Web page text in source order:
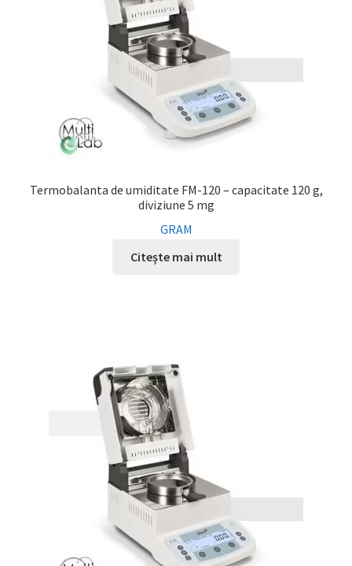
Termobalanta de umiditate FM-120 – capacitate 120 g,
diviziune 5 mg
GRAM
Citește mai mult